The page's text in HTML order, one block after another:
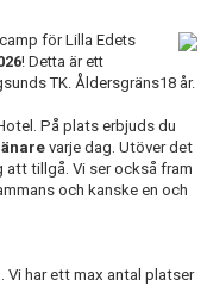
för Lilla Edets
! Detta är ett
TK. Åldersgräns18 år.
På plats erbjuds du
varje dag. Utöver det
tillgå. Vi ser också fram
och kanske en och
Vi har ett max antal platser